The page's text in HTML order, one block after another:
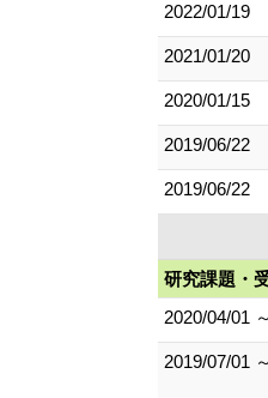
2022/01/19
2021/01/20
2020/01/15
2019/06/22
2019/06/22
研究課題・
2020/04/01
2019/07/01